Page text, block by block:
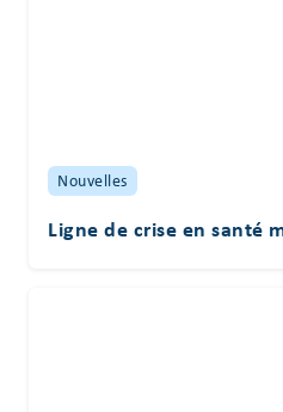
Nouvelles
Ligne de crise en santé